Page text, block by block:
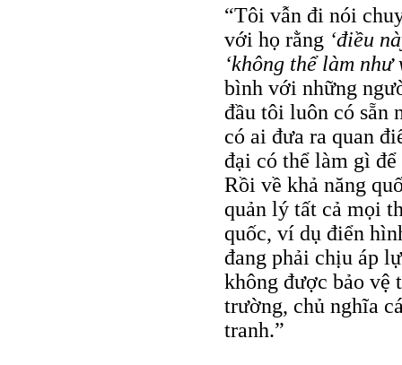
“Tôi vẫn đi nói
với họ rằng ‘điều
‘không thể làm như
bình với những
đầu tôi luôn có sẵn
có ai đưa ra quan
đại có thể làm gì
Rồi về khả năng
quản lý tất cả mọi
quốc, ví dụ điển
đang phải chịu áp
không được bảo vệ
trường, chủ nghĩa
tranh.”